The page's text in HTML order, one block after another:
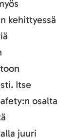
kehittyessä
Itse
osalta
juuri